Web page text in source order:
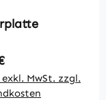
Preis:
exkl. MwSt. zzgl.